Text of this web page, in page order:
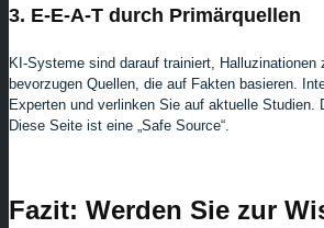
3. E-E-A-T durch Primärquellen
KI-Systeme sind darauf trainiert, Halluzinationen
bevorzugen Quellen, die auf Fakten basieren.
Experten und verlinken Sie auf aktuelle Studien.
Diese Seite ist eine „Safe Source“.
Fazit: Werden Sie zur